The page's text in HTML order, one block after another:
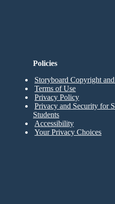
Policies
Storyboard Copyright
Terms of Use
Privacy Policy
Privacy and Security for
Students
Accessibility
Your Privacy Choices